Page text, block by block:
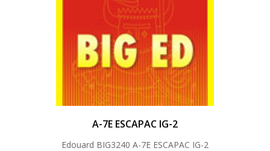
A-7E ESCAPAC IG-2
Edouard BIG3240 A-7E ESCAPAC IG-2